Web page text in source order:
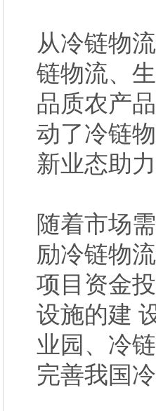
从冷链物
链物流、
品质农产
动了冷链
新业态助
随着市场
励冷链物
项目资金
设施的建
业园、冷
完善我国